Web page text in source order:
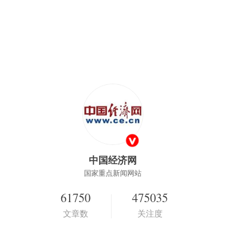
中国经济网
国家重点新闻网站
61750
文章数
475035
关注度